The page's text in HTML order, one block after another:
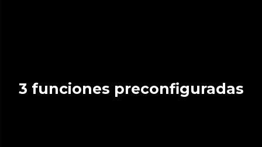
3 funciones preconfiguradas